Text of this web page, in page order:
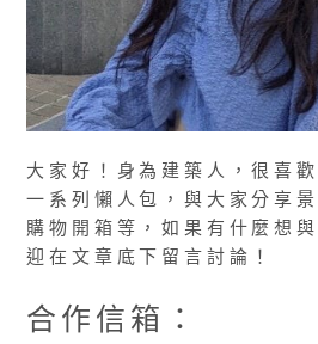
大家好！身為建築人，很喜
一系列懶人包，與大家分享
購物開箱等，如果有什麼想
迎在文章底下留言討論！
合作信箱：